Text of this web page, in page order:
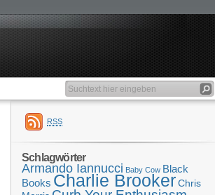
RSS
Schlagwörter
Armando Iannucci Baby Cow Black
Books Charlie BrookerChris